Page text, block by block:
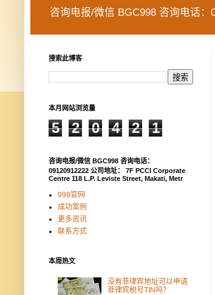
咨询电报/微信 BGC998 咨询电话
搜索此博客
本月网站浏览量
5 2 0 4 2 1
咨询电报/微信 BGC998 咨询电话：
09120912222 公司地址： 7F PCCI Corporate
Centre 118 L.P. Leviste Street, Makati, Metr
998官网
成功案例
更多资讯
联系方式
本周热文
没有菲律宾地址可以申请
菲律宾税号TIN吗？